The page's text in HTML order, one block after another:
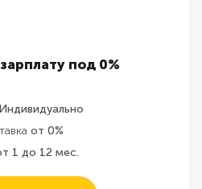
под 0%
Индивидуально
от 0%
1 до 12 мес.